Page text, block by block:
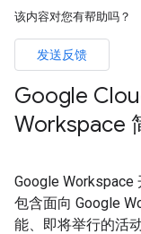
该内容对您有帮助吗？
发送反馈
Google
Workspace
Google Workspace
包含面向 Google
能、即将举行的活动